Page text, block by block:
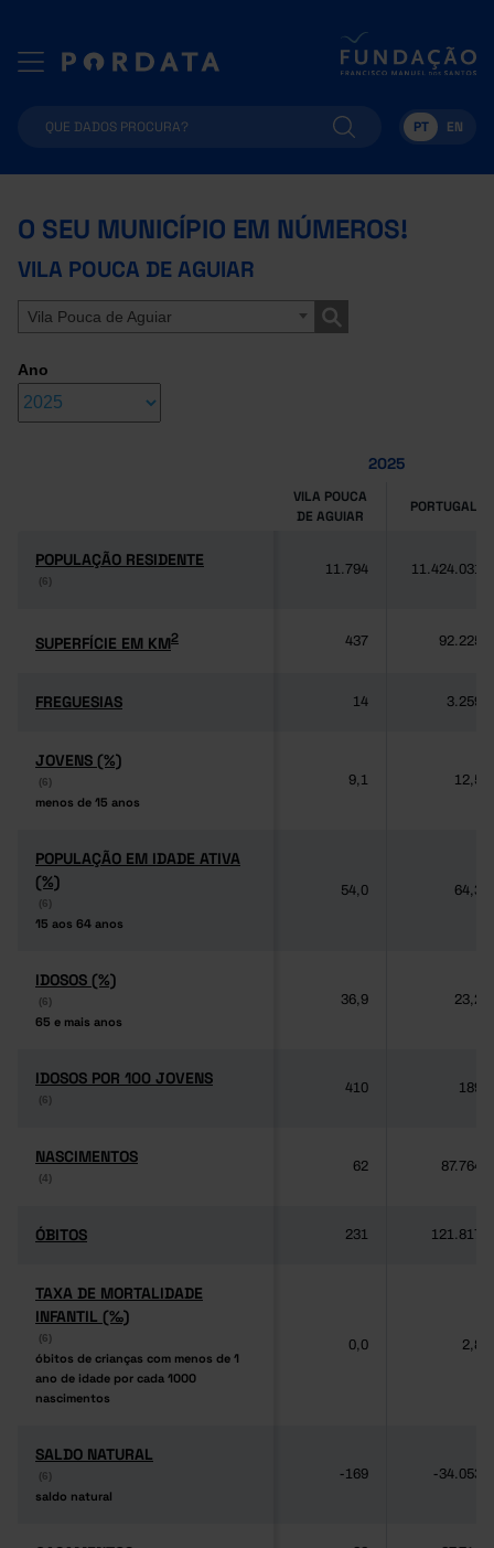
PT EN
O SEU MUNICÍPIO EM NÚMEROS!
VILA POUCA DE AGUIAR
Vila Pouca de Aguiar
Ano
2025
VILA POUCA
DE AGUIAR
PORTUGAL
POPULAÇÃO RESIDENTE
(6)
POPULAÇÃO RESIDENTE
(6)
11.794 11.424.031
SUPERFÍCIE EM KM2
SUPERFÍCIE EM KM2 437 92.225
FREGUESIAS
FREGUESIAS 14 3.259
JOVENS (%)
(6)
menos de 15 anos
JOVENS (%)
(6)
menos de 15 anos
9,1 12,5
POPULAÇÃO EM IDADE ATIVA
(%)
(6)
15 aos 64 anos
POPULAÇÃO EM IDADE ATIVA
(%)
(6)
15 aos 64 anos
54,0 64,3
IDOSOS (%)
(6)
65 e mais anos
IDOSOS (%)
(6)
65 e mais anos
36,9 23,2
IDOSOS POR 100 JOVENS
(6)
IDOSOS POR 100 JOVENS
(6)
410 189
NASCIMENTOS
(4)
NASCIMENTOS
(4)
62 87.764
ÓBITOS
ÓBITOS 231 121.817
TAXA DE MORTALIDADE
INFANTIL (‰)
(6)
óbitos de crianças com menos de 1
ano de idade por cada 1000
nascimentos
TAXA DE MORTALIDADE
INFANTIL (‰)
(6)
óbitos de crianças com menos de 1
ano de idade por cada 1000
nascimentos
0,0 2,8
SALDO NATURAL
(6)
saldo natural
SALDO NATURAL
(6)
saldo natural
-169 -34.053